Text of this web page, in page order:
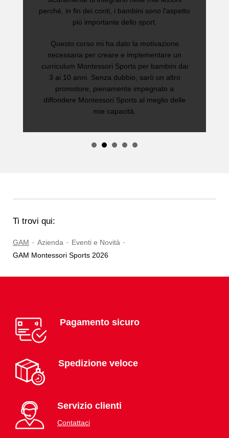
perché, in fin dei conti, i bambini sono l’aspetto
più importante dello sport.
Questo corso mi ha dato la motivazione
necessaria per creare e implementare un
curriculum Montessori Sports per bambini dai
3 ai 10 anni. Senza dubbio, sarò un altro
promotore, pienamente impegnato a
diffondere Montessori Sports al meglio delle
mie capacità.
Ti trovi qui:
GAM - Azienda - Eventi e Novità -
GAM Montessori Sports 2026
Pagamento sicuro
Spedizione veloce
Servizio clienti
Contattaci